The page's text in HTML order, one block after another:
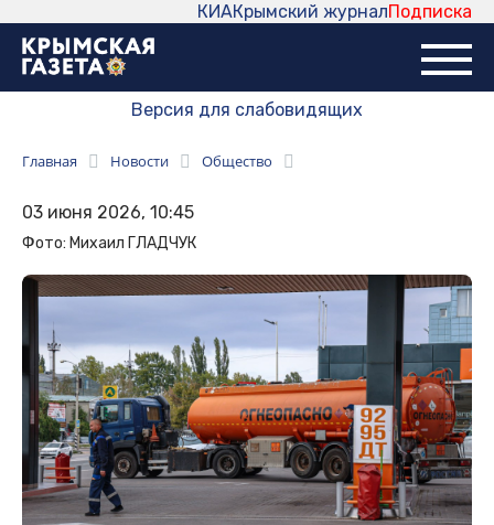
Подписка
Крымский журнал
КИА
Версия для слабовидящих
Главная Новости Общество
03 июня 2026, 10:45
Фото: Михаил ГЛАДЧУК